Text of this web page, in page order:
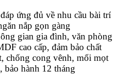
ứng đủ về nhu cầu bài trí
nắp gọn gàng
gian gia đình, văn phòng
cao cấp, đảm bảo chất
chống cong vênh, mối mọt
bảo hành 12 tháng